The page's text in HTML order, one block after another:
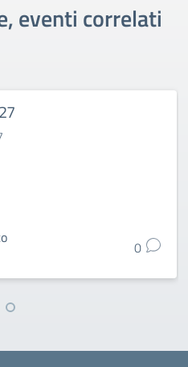
eventi correlati
0